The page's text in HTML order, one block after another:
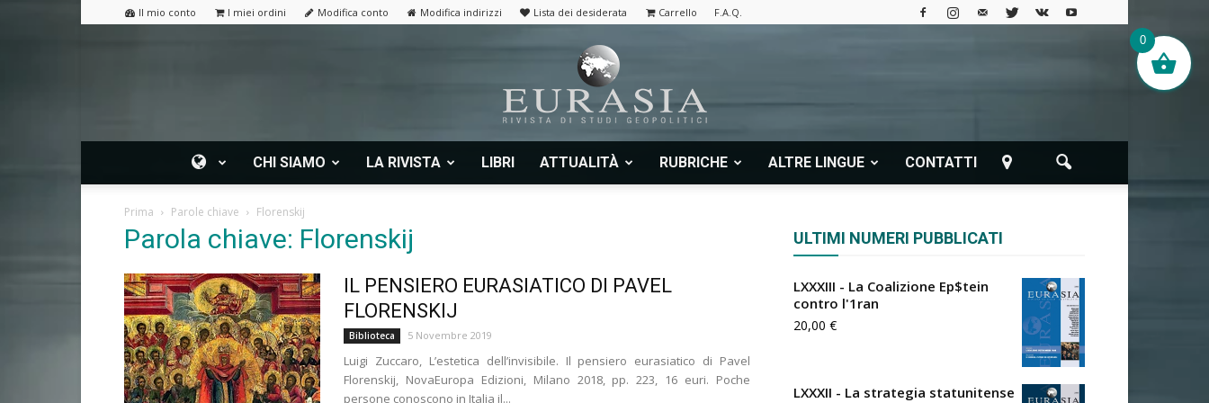
Il mio conto I miei ordini Modifica conto Modifica indirizzi Lista dei desiderata Carrello F.A.Q.
CHI SIAMO LA RIVISTA LIBRI ATTUALITÀ RUBRICHE ALTRE LINGUE CONTATTI
Prima Parole chiave Florenskij
Parola chiave: Florenskij
IL PENSIERO EURASIATICO DI PAVEL
FLORENSKIJ
Biblioteca 5 Novembre 2019
Luigi Zuccaro, L’estetica dell’invisibile. Il pensiero eurasiatico di Pavel
Florenskij, NovaEuropa Edizioni, Milano 2018, pp. 223, 16 euri. Poche
persone conoscono in Italia il...
ULTIMI NUMERI PUBBLICATI
LXXXIII - La Coalizione Ep$tein
contro l'1ran
20,00 €
LXXXII - La strategia statunitense
0